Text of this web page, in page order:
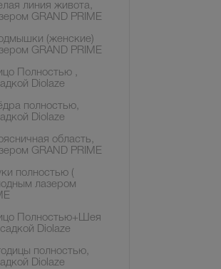
линия живота,
GRAND PRIME
(женские)
GRAND PRIME
Полностью ,
Diolaze
полностью,
Diolaze
область,
GRAND PRIME
полностью (
лазером
Полностью+Шея
Diolaze
полностью,
Diolaze